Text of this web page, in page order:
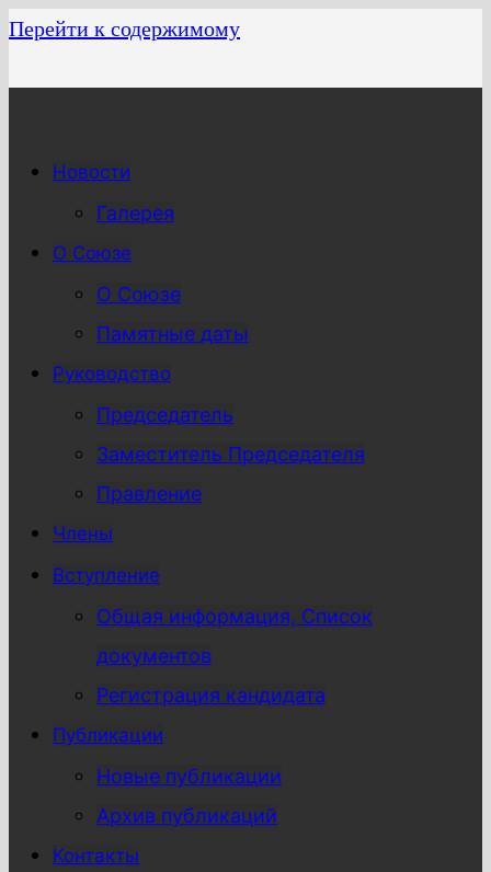
Перейти к содержимому
Новости
Галерея
О Союзе
О Союзе
Памятные даты
Руководство
Председатель
Заместитель Председателя
Правление
Члены
Вступление
Общая информация, Список
документов
Регистрация кандидата
Публикации
Новые публикации
Архив публикаций
Контакты